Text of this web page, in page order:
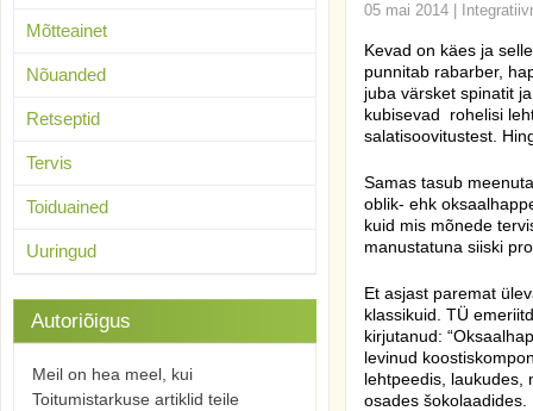
05 mai 2014
Kevad on käes ja
punnitab rabarber,
juba värsket spinatit
kubisevad
rohelisi
salatisoovitustest.
Samas tasub
oblik- ehk
kuid mis mõnede
manustatuna siiski
Et asjast paremat
klassikuid. TÜ
kirjutanud:
levinud
lehtpeedis, laukudes,
osades
Mõtteainet
Nõuanded
Retseptid
Tervis
Toiduained
Uuringud
Autoriõigus
Meil on hea meel, kui
Toitumistarkuse artiklid teile